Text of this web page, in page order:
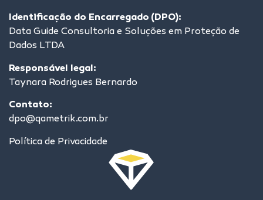
Identificação do Encarregado (DPO):
Data Guide Consultoria e Soluções em Proteção de
Dados LTDA
Responsável legal:
Taynara Rodrigues Bernardo
Contato:
dpo@qametrik.com.br
Política de Privacidade